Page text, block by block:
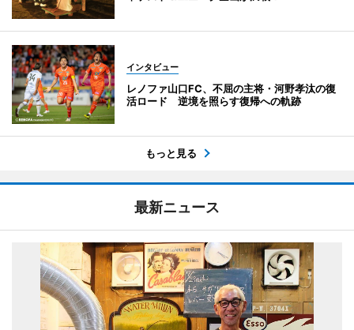
インタビュー
レノファ山口FC、不屈の主将・河野孝汰の復
活ロード 逆境を照らす復帰への軌跡
もっと見る
最新ニュース